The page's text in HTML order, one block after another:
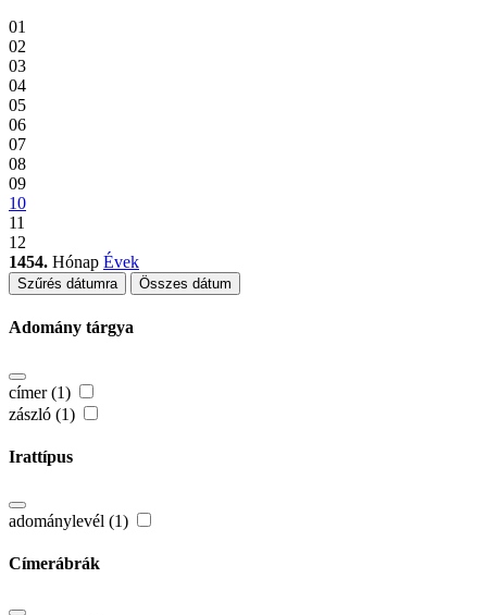
01
02
03
04
05
06
07
08
09
10
11
12
1454. Hónap Évek
Szűrés dátumra Összes dátum
Adomány tárgya
címer (1)
zászló (1)
Irattípus
adománylevél (1)
Címerábrák